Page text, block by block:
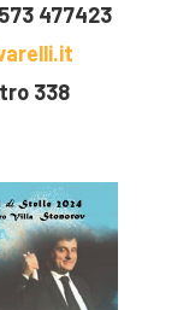
477423
338